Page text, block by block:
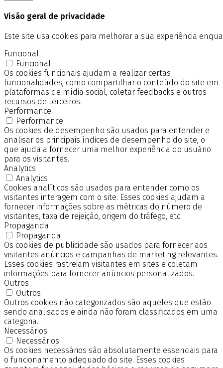
Visão geral de privacidade
Este site usa cookies para melhorar a sua experiência
Funcional
Funcional
Os cookies funcionais ajudam a realizar certas
funcionalidades, como compartilhar o conteúdo do site em
plataformas de mídia social, coletar feedbacks e outros
recursos de terceiros.
Performance
Performance
Os cookies de desempenho são usados para entender e
analisar os principais índices de desempenho do site, o
que ajuda a fornecer uma melhor experiência do usuário
para os visitantes.
Analytics
Analytics
Cookies analíticos são usados para entender como os
visitantes interagem com o site. Esses cookies ajudam a
fornecer informações sobre as métricas do número de
visitantes, taxa de rejeição, origem do tráfego, etc.
Propaganda
Propaganda
Os cookies de publicidade são usados para fornecer aos
visitantes anúncios e campanhas de marketing relevantes.
Esses cookies rastreiam visitantes em sites e coletam
informações para fornecer anúncios personalizados.
Outros
Outros
Outros cookies não categorizados são aqueles que estão
sendo analisados e ainda não foram classificados em uma
categoria.
Necessários
Necessários
Os cookies necessários são absolutamente essenciais para
o funcionamento adequado do site. Esses cookies